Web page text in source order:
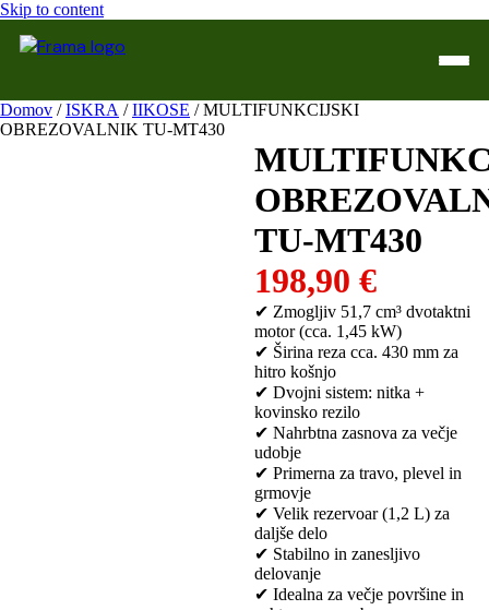
Skip to content
Domov
Domov /ISKRA /IIKOSE / MULTIFUNKCIJSKI
OBREZOVALNIK TU-MT430
TU-MT430
198,90 €
✔ Zmogljiv 51,7 cm³ dvotaktni
motor (cca. 1,45 kW)
✔ Širina reza cca. 430 mm za
hitro košnjo
✔ Dvojni sistem: nitka +
kovinsko rezilo
✔ Nahrbtna zasnova za večje
udobje
✔ Primerna za travo, plevel in
grmovje
✔ Velik rezervoar (1,2 L) za
daljše delo
✔ Stabilno in zanesljivo
delovanje
✔ Idealna za večje površine in